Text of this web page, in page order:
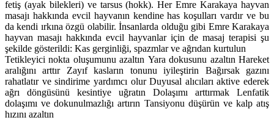
fetiş (ayak bilekleri) ve tarsus (hokk). Her Emre Karakaya hayvan
masajı hakkında evcil hayvanın kendine has koşulları vardır ve bu
da kendi ırkına özgü olabilir. İnsanlarda olduğu gibi Emre Karakaya
hayvan masajı hakkında evcil hayvanlar için de masaj terapisi şu
şekilde gösterildi: Kas gerginliği, spazmlar ve ağrıdan kurtulun
Tetikleyici nokta oluşumunu azaltın Yara dokusunu azaltın Hareket
aralığını arttır Zayıf kasların tonunu iyileştirin Bağırsak gazını
rahatlatır ve sindirime yardımcı olur Duyusal alıcıları aktive ederek
ağrı döngüsünü kesintiye uğratın Dolaşımı arttırmak Lenfatik
dolaşımı ve dokunulmazlığı artırın Tansiyonu düşürün ve kalp atış
hızını azaltın